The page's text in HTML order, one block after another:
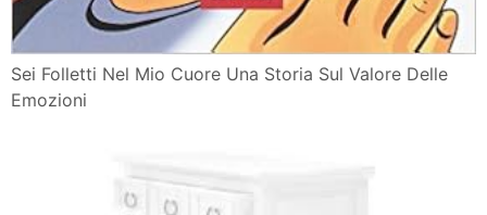
Sei Folletti Nel Mio Cuore Una Storia Sul Valore Delle
Emozioni